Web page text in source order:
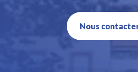
Nous